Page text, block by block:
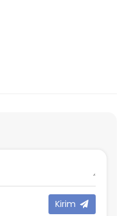
Kirim